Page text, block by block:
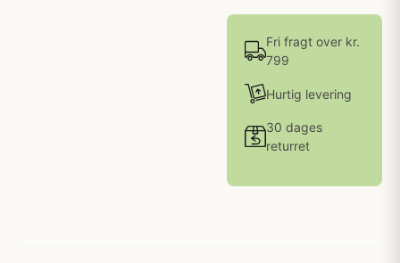
Fri fragt over kr.
799
Hurtig levering
30 dages
returret